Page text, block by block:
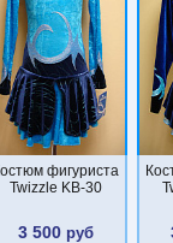
фигуриста
Twizzle KB-30
3 500руб